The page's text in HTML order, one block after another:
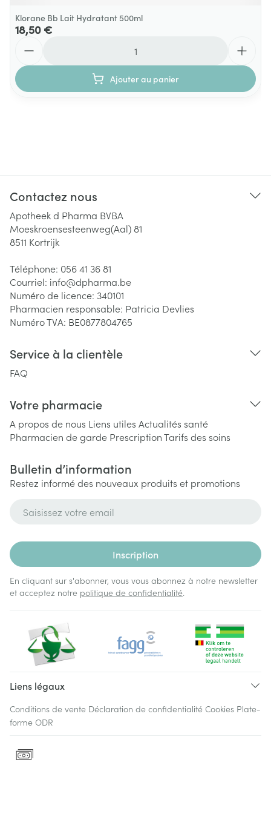
Klorane Bb Lait Hydratant 500ml
18,50 €
Ajouter au panier
Contactez nous
Apotheek d Pharma BVBA
Moeskroensesteenweg(Aal) 81
8511 Kortrijk
Téléphone: 056 41 36 81
Courriel: info@dpharma.be
Numéro de licence: 340101
Pharmacien responsable: Patricia Devlies
Numéro TVA: BE0877804765
Service à la clientèle
FAQ
Votre pharmacie
A propos de nous Liens utiles Actualités santé
Pharmacien de garde PrescriptionTarifs des soins
Bulletin d’information
Restez informé des nouveaux produits et promotions
Inscription
En cliquant sur s'abonner, vous vous abonnez à notre newsletter
et acceptez notre politique de confidentialité.
Liens légaux
Conditions de vente Déclaration de confidentialité Cookies Plate-
forme ODR